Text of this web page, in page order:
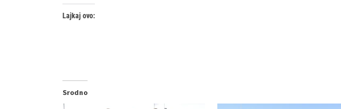
Lajkaj ovo:
Srodno